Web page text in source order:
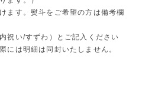
ます。熨斗をご希望の方は備考欄
祝い/すずわ）とご記入ください
は明細は同封いたしません。